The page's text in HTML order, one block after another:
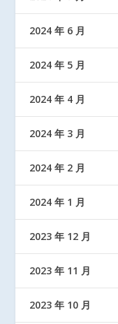
2024 年 6 月
2024 年 5 月
2024 年 4 月
2024 年 3 月
2024 年 2 月
2024 年 1 月
2023 年 12 月
2023 年 11 月
2023 年 10 月